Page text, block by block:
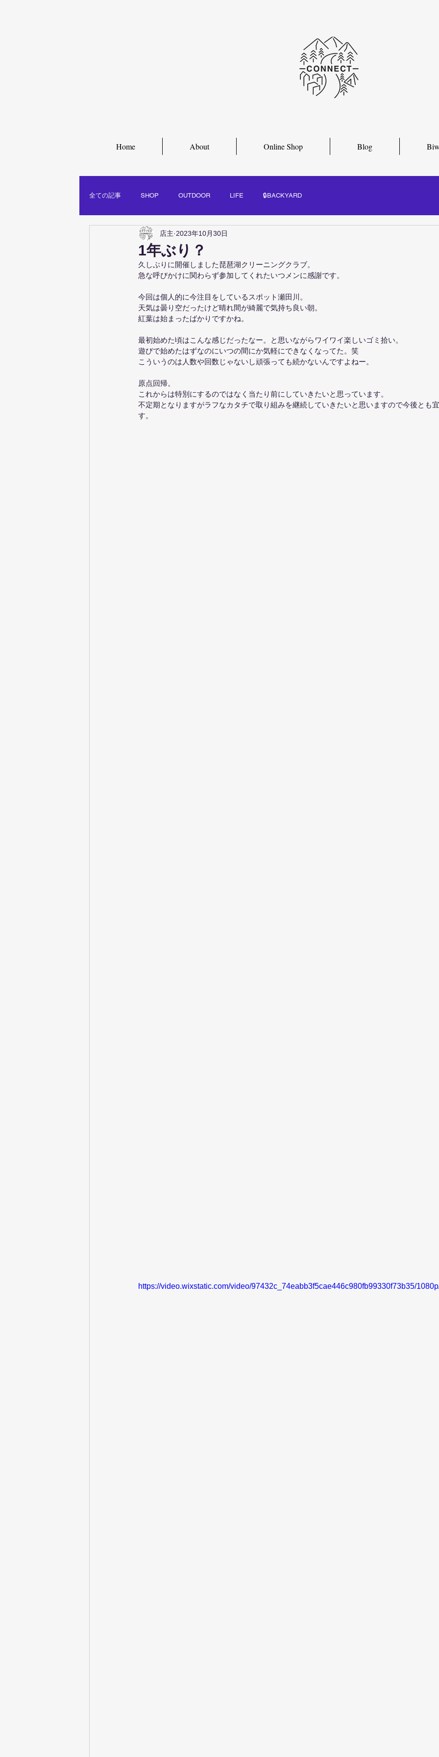
Home About Online Shop Blog
全ての記事 SHOP OUTDOOR LIFE 🔒BACKYARD
1年ぶり？
店主 2023年10月30日
久しぶりに開催しました琵琶湖クリーニングクラブ。
急な呼びかけに関わらず参加してくれたいつメンに感謝です。
今回は個人的に今注目をしているスポット瀬田川。
天気は曇り空だったけど晴れ間が綺麗で気持ち良い朝。
紅葉は始まったばかりですかね。
最初始めた頃はこんな感じだったなー。と思いながらワイワイ楽しいゴミ拾い。
遊びで始めたはずなのにいつの間にか気軽にできなくなってた。笑
こういうのは人数や回数じゃないし頑張っても続かないんですよねー。
原点回帰。
これからは特別にするのではなく当たり前にしていきたいと思っています。
不定期となりますがラフなカタチで取り組みを継続していきたいと思いますので今後とも
す。
https://video.wixstatic.com/video/97432c_74eabb3f5cae446c980fb99330f73b35/